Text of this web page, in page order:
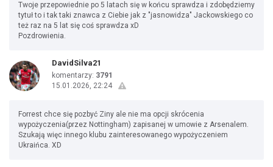
Twoje przepowiednie po 5 latach się w końcu sprawdza i zdobędziemy
tytuł to i tak taki znawca z Ciebie jak z "jasnowidza" Jackowskiego co
też raz na 5 lat się coś sprawdza xD
Pozdrowienia.
DavidSilva21
komentarzy: 3791
15.01.2026, 22:24
Forrest chce się pozbyć Ziny ale nie ma opcji skrócenia
wypożyczenia(przez Nottingham) zapisanej w umowie z Arsenalem.
Szukają więc innego klubu zainteresowanego wypożyczeniem
Ukraińca. XD